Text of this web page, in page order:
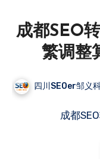
成都SEO
繁调整
四川SEOer邹义
成都